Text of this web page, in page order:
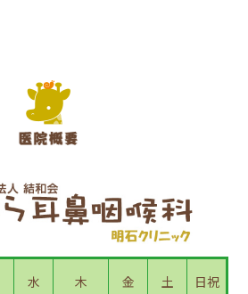
水 木 金 土 日祝